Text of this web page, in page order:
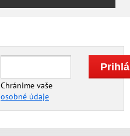
Chránime vaše
osobné údaje